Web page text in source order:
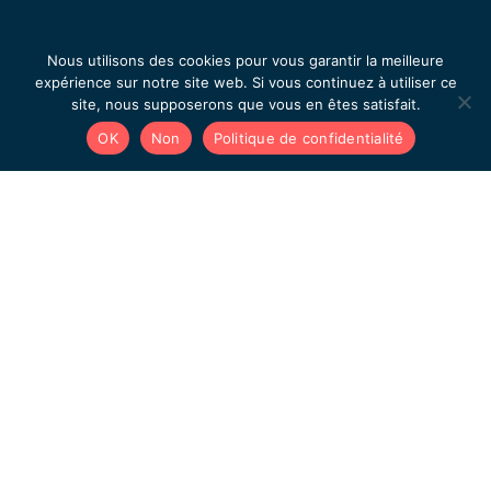
Nous utilisons des cookies pour vous garantir la meilleure
expérience sur notre site web. Si vous continuez à utiliser ce
site, nous supposerons que vous en êtes satisfait.
OK
Non Politique de confidentialité